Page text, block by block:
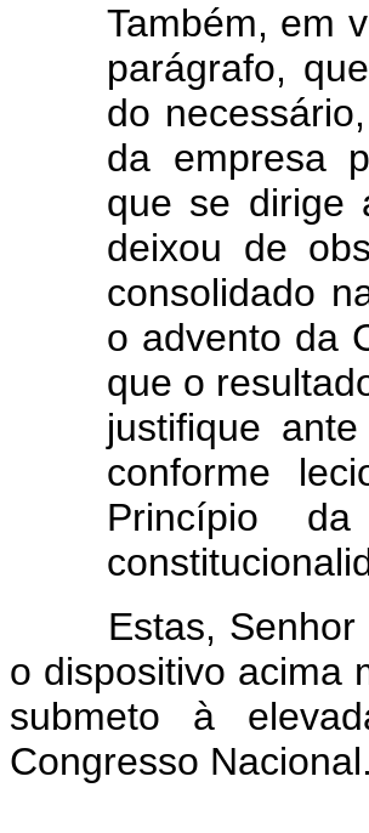
Também, em
parágrafo,
do
da empresa
que se dirige
deixou de
consolidado
o advento da
que o
justifique
conforme
Princípio
Estas, Senhor
o dispositivo acima
submeto à
Congresso Nacional.